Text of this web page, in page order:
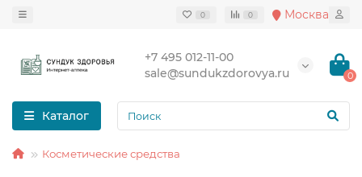
0 0 Москва
+7 495 012-11-00
sale@sundukzdorovya.ru
0
Каталог
Косметические средства